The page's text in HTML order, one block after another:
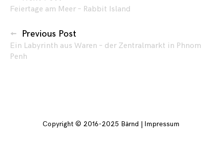
Feiertage am Meer – Rabbit Island
Previous Post
Ein Labyrinth aus Waren – der Zentralmarkt in Phnom
Penh
Copyright © 2016-2025 Bärnd | Impressum